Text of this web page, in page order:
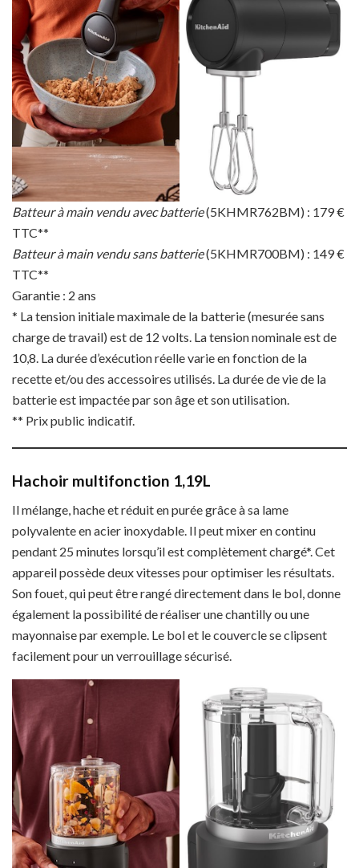
Batteur à main vendu avec batterie(5KHMR762BM) : 179 €
TTC**
Batteur à main vendu sans batterie(5KHMR700BM) : 149 €
TTC**
Garantie : 2 ans
* La tension initiale maximale de la batterie (mesurée sans
charge de travail) est de 12 volts. La tension nominale est de
10,8. La durée d’exécution réelle varie en fonction de la
recette et/ou des accessoires utilisés. La durée de vie de la
batterie est impactée par son âge et son utilisation.
** Prix public indicatif.
Hachoir multifonction 1,19L
Il mélange, hache et réduit en purée grâce à sa lame
polyvalente en acier inoxydable. Il peut mixer en continu
pendant 25 minutes lorsqu’il est complètement chargé*. Cet
appareil possède deux vitesses pour optimiser les résultats.
Son fouet, qui peut être rangé directement dans le bol, donne
également la possibilité de réaliser une chantilly ou une
mayonnaise par exemple. Le bol et le couvercle se clipsent
facilement pour un verrouillage sécurisé.